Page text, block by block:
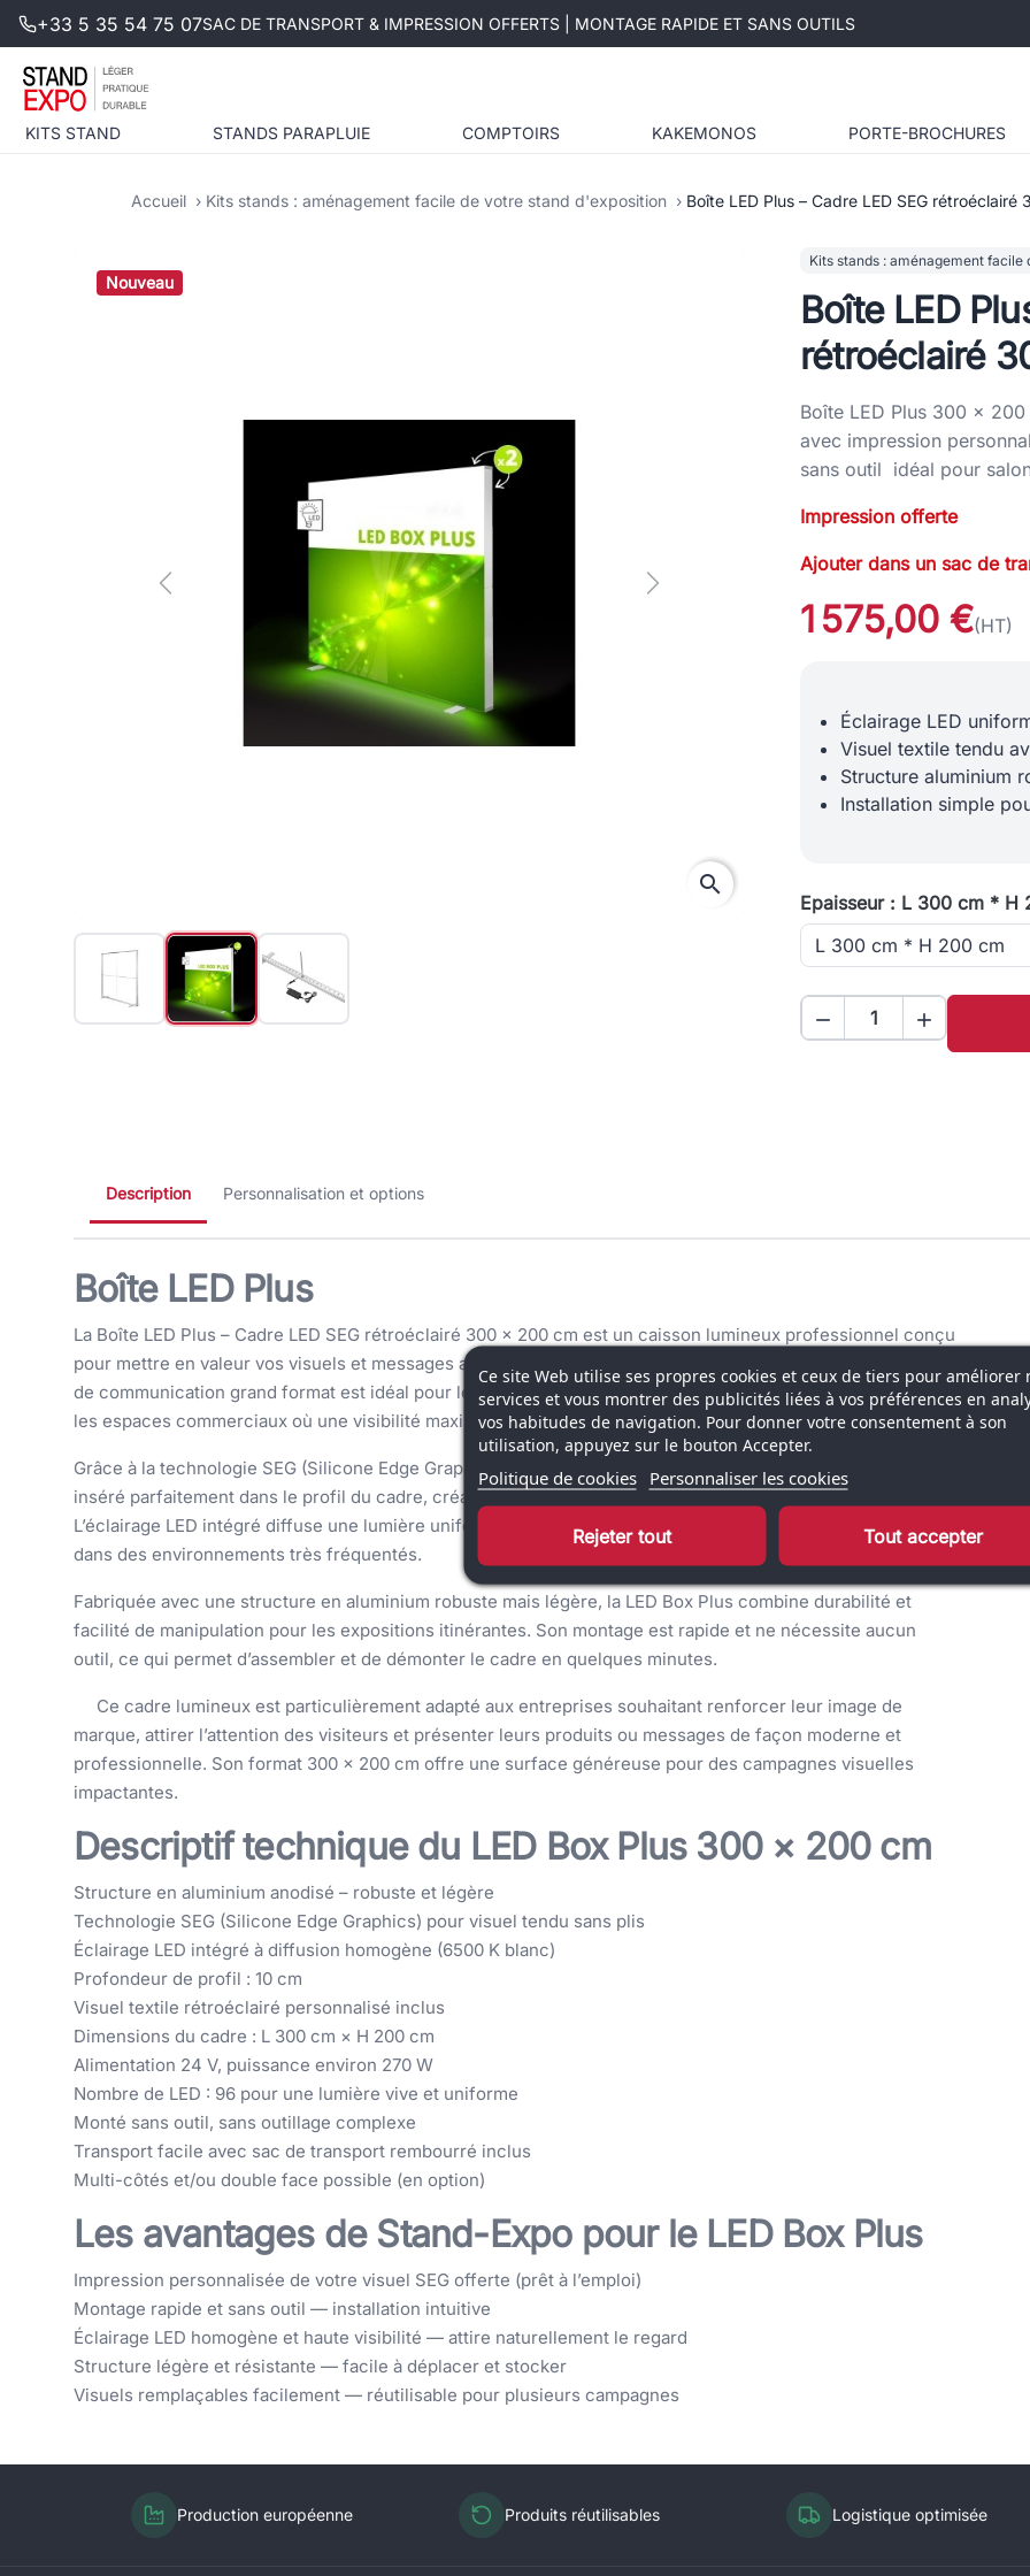
+33 5 35 54 75 07SAC DE TRANSPORT & IMPRESSION OFFERTS | MONTAGE RAPIDE ET SANS OUTILS
KITS STAND STANDS PARAPLUIE COMPTOIRS KAKEMONOS PORTE-BROCHURES
Accueil Kits stands : aménagement facile de votre stand d'exposition Boîte LED Plus – Cadre LED SEG
Nouveau
Previous Next
search
Kits stands : aménagement
Boîte LED
rétroéclairé
Boîte LED Plus 300 ×
avec impression
sans outil idéal pour
Impression offerte
Ajouter dans un sac de
1 575,00 €(HT)
Éclairage LED
Visuel textile tendu
Structure aluminium
Installation simple
Epaisseur : L 300 cm * H
 
Description Personnalisation et options
Boîte LED Plus
La Boîte LED Plus – Cadre LED SEG rétroéclairé 300 × 200 cm est un caisson lumineux professionnel conçu
pour mettre en valeur vos visuels et messages avec une présence visuelle forte et homogène. Ce support
de communication grand format est idéal pour les stands d’exposition, les showrooms, les halls d’accueil ou
les espaces commerciaux où une visibilité maximale est essentielle.
Grâce à la technologie SEG (Silicone Edge Graphics), le visuel textile imprimé avec bord en silicone est
inséré parfaitement dans le profil du cadre, créant une surface tendue, sans plis et sans bord visible.
L’éclairage LED intégré diffuse une lumière uniforme et puissante, garantissant une lisibilité optimale même
dans des environnements très fréquentés.
Fabriquée avec une structure en aluminium robuste mais légère, la LED Box Plus combine durabilité et
facilité de manipulation pour les expositions itinérantes. Son montage est rapide et ne nécessite aucun
outil, ce qui permet d’assembler et de démonter le cadre en quelques minutes.
Ce cadre lumineux est particulièrement adapté aux entreprises souhaitant renforcer leur image de
marque, attirer l’attention des visiteurs et présenter leurs produits ou messages de façon moderne et
professionnelle. Son format 300 × 200 cm offre une surface généreuse pour des campagnes visuelles
impactantes.
Descriptif technique du LED Box Plus 300 × 200 cm
Structure en aluminium anodisé – robuste et légère
Technologie SEG (Silicone Edge Graphics) pour visuel tendu sans plis
Éclairage LED intégré à diffusion homogène (6500 K blanc)
Profondeur de profil : 10 cm
Visuel textile rétroéclairé personnalisé inclus
Dimensions du cadre : L 300 cm × H 200 cm
Alimentation 24 V, puissance environ 270 W
Nombre de LED : 96 pour une lumière vive et uniforme
Monté sans outil, sans outillage complexe
Transport facile avec sac de transport rembourré inclus
Multi-côtés et/ou double face possible (en option)
Les avantages de Stand-Expo pour le LED Box Plus
Impression personnalisée de votre visuel SEG offerte (prêt à l’emploi)
Montage rapide et sans outil — installation intuitive
Éclairage LED homogène et haute visibilité — attire naturellement le regard
Structure légère et résistante — facile à déplacer et stocker
Visuels remplaçables facilement — réutilisable pour plusieurs campagnes
Production européenne Produits réutilisables Logistique optimisée
Ce site Web utilise ses propres cookies et ceux de tiers pour améliorer
services et vous montrer des publicités liées à vos préférences en
vos habitudes de navigation. Pour donner votre consentement à son
utilisation, appuyez sur le bouton Accepter.
Politique de cookies Personnaliser les cookies
Rejeter tout Tout accepter